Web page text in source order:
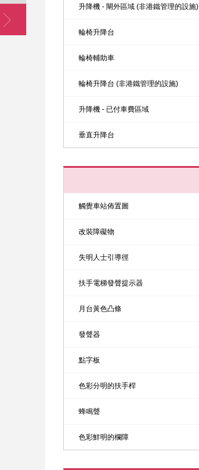
升降機 - 閘外區域 (非港鐵管理的設施)
輪椅升降台
輪椅輔助車
輪椅升降台 (非港鐵管理的設施)
升降機 - 已付車費區域
垂直升降台
觸覺車站佈置圖
改裝障礙物
失明人士引導徑
扶手電梯發聲提示器
月台黃色凸條
發聲器
點字板
色彩分明的扶手桿
蜂鳴聲
色彩鮮明的欄障